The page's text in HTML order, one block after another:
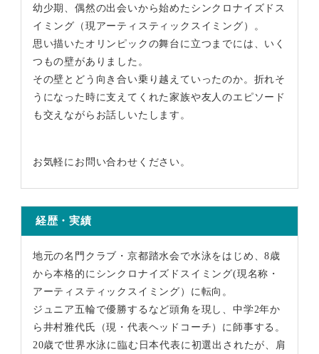
幼少期、偶然の出会いから始めたシンクロナイズドス
イミング（現アーティスティックスイミング）。
思い描いたオリンピックの舞台に立つまでには、いく
つもの壁がありました。
その壁とどう向き合い乗り越えていったのか。折れそ
うになった時に支えてくれた家族や友人のエピソード
も交えながらお話しいたします。
お気軽にお問い合わせください。
経歴・実績
地元の名門クラブ・京都踏水会で水泳をはじめ、8歳
から本格的にシンクロナイズドスイミング(現名称・
アーティスティックスイミング）に転向。
ジュニア五輪で優勝するなど頭角を現し、中学2年か
ら井村雅代氏（現・代表ヘッドコーチ）に師事する。
20歳で世界水泳に臨む日本代表に初選出されたが、肩